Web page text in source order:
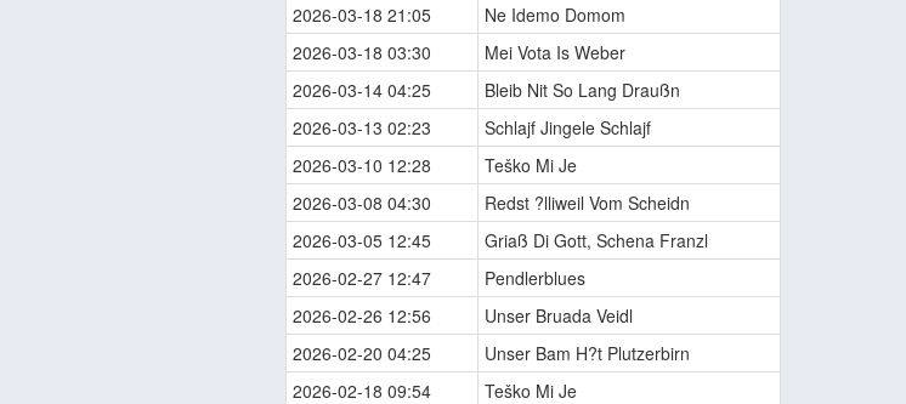
2026-03-18 21:05
Ne Idemo Domom
2026-03-18 03:30
Mei Vota Is Weber
2026-03-14 04:25
Bleib Nit So Lang Draußn
2026-03-13 02:23
Schlajf Jingele Schlajf
2026-03-10 12:28
Teško Mi Je
2026-03-08 04:30
Redst ?lliweil Vom Scheidn
2026-03-05 12:45
Griaß Di Gott, Schena Franzl
2026-02-27 12:47
Pendlerblues
2026-02-26 12:56
Unser Bruada Veidl
2026-02-20 04:25
Unser Bam H?t Plutzerbirn
2026-02-18 09:54
Teško Mi Je